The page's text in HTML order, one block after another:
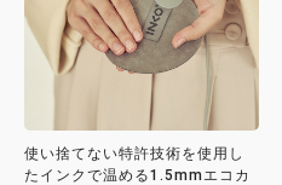
使い捨てない特許技術を使用し
たインクで温める1.5mmエコカ